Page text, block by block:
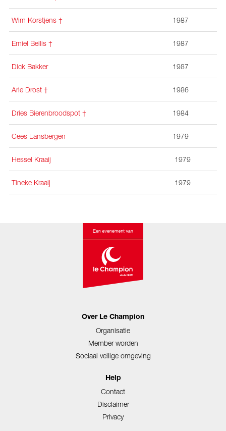
Wim Korstjens † 1987
Emiel Bellis † 1987
Dick Bakker 1987
Arie Drost † 1986
Dries Bierenbroodspot † 1984
Cees Lansbergen 1979
Hessel Kraaij 1979
Tineke Kraaij 1979
Over Le Champion
Organisatie
Member worden
Sociaal veilige omgeving
Help
Contact
Disclaimer
Privacy